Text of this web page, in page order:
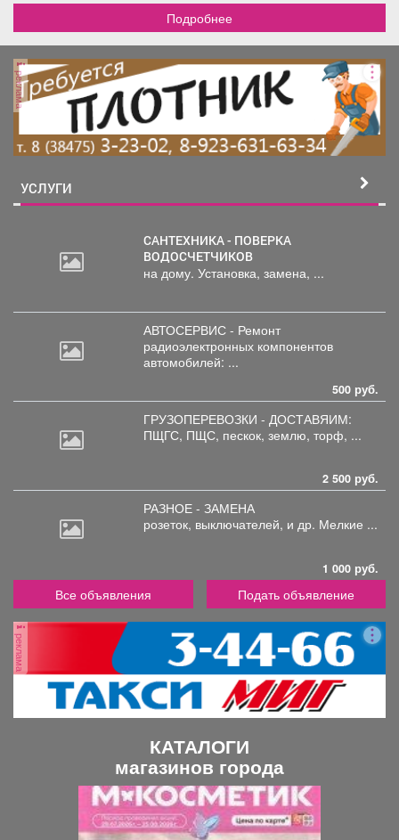
Подробнее
реклама
УСЛУГИ
САНТЕХНИКА - ПОВЕРКА
ВОДОСЧЕТЧИКОВ
на дому. Установка, замена, ...
АВТОСЕРВИС - Ремонт
радиоэлектронных компонентов
автомобилей: ...
500 руб.
ГРУЗОПЕРЕВОЗКИ - ДОСТАВЯИМ:
ПЩГС, ПЩС, пескок, землю, торф, ...
2 500 руб.
РАЗНОЕ - ЗАМЕНА
розеток, выключателей, и др. Мелкие ...
1 000 руб.
Все объявления Подать объявление
реклама
КАТАЛОГИ
магазинов города